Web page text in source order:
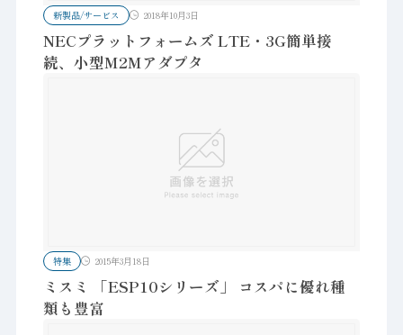
新製品/サービス 2018年10月3日
NECプラットフォームズ LTE・3G簡単接
続、小型M2Mアダプタ
特集 2015年3月18日
ミスミ 「ESP10シリーズ」 コスパに優れ種
類も豊富